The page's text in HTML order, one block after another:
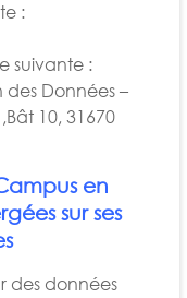
:
suivante :
des Données –
10, 31670
en
sur ses
des données